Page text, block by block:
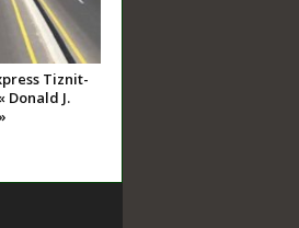
Tiznit-
Donald J.